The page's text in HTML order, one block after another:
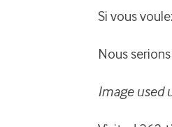
Si vous
Nous
Image used